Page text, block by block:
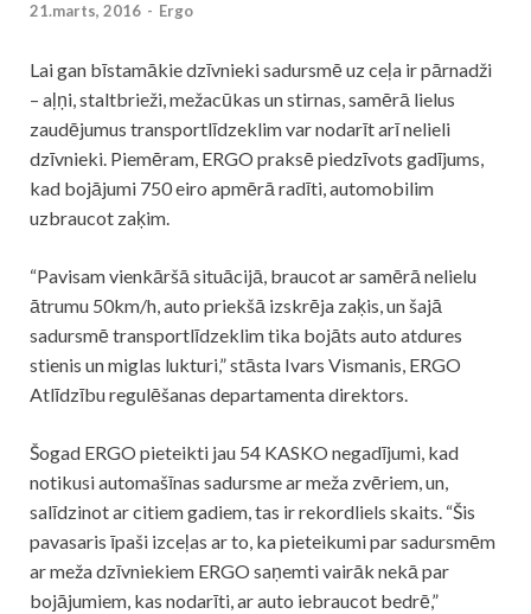
21.marts, 2016 - Ergo
Lai gan bīstamākie dzīvnieki sadursmē uz ceļa ir pārnadži
– aļņi, staltbrieži, mežacūkas un stirnas, samērā lielus
zaudējumus transportlīdzeklim var nodarīt arī nelieli
dzīvnieki. Piemēram, ERGO praksē piedzīvots gadījums,
kad bojājumi 750 eiro apmērā radīti, automobilim
uzbraucot zaķim.
“Pavisam vienkāršā situācijā, braucot ar samērā nelielu
ātrumu 50km/h, auto priekšā izskrēja zaķis, un šajā
sadursmē transportlīdzeklim tika bojāts auto atdures
stienis un miglas lukturi,” stāsta Ivars Vismanis, ERGO
Atlīdzību regulēšanas departamenta direktors.
Šogad ERGO pieteikti jau 54 KASKO negadījumi, kad
notikusi automašīnas sadursme ar meža zvēriem, un,
salīdzinot ar citiem gadiem, tas ir rekordliels skaits. “Šis
pavasaris īpaši izceļas ar to, ka pieteikumi par sadursmēm
ar meža dzīvniekiem ERGO saņemti vairāk nekā par
bojājumiem, kas nodarīti, ar auto iebraucot bedrē,”